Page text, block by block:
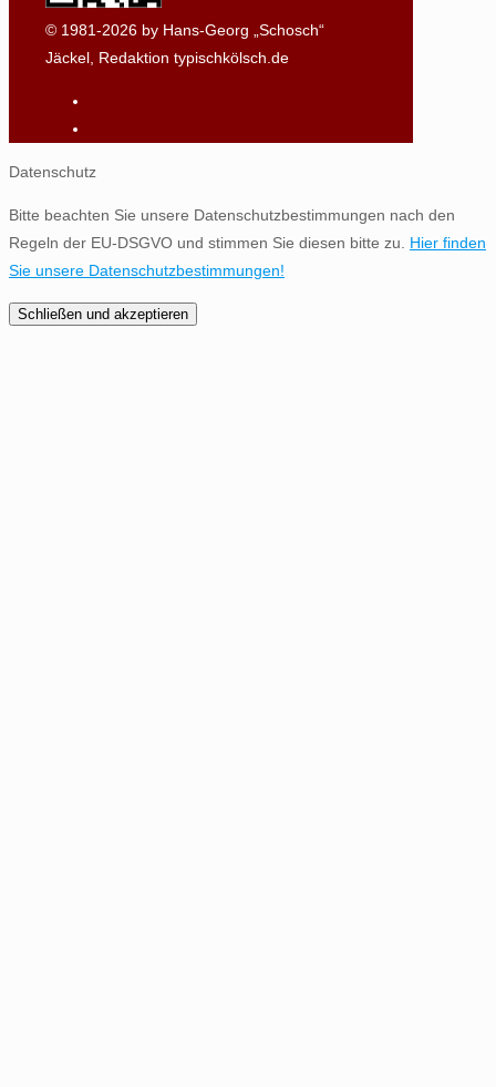
© 1981-2026 by Hans-Georg „Schosch“
Jäckel, Redaktion typischkölsch.de
Datenschutz
Bitte beachten Sie unsere Datenschutzbestimmungen nach den
Regeln der EU-DSGVO und stimmen Sie diesen bitte zu. Hier finden
Sie unsere Datenschutzbestimmungen!
Schließen und akzeptieren